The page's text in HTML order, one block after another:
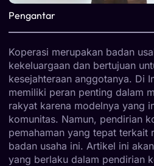
Pengantar
Koperasi merupakan badan
kekeluargaan dan bertujuan
kesejahteraan anggotanya. Di
memiliki peran penting dalam
rakyat karena modelnya yang
komunitas. Namun, pendirian
pemahaman yang tepat terkait
badan usaha ini. Artikel ini
yang berlaku dalam pendirian